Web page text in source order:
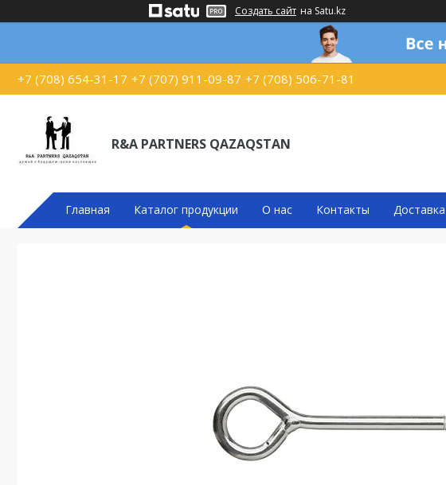
Создать сайт на Satu.kz
+7 (708) 654-31-17 +7 (707) 911-09-87 +7 (708) 506-71-81
R&A PARTNERS QAZAQSTAN
Главная Каталог продукции О нас Контакты